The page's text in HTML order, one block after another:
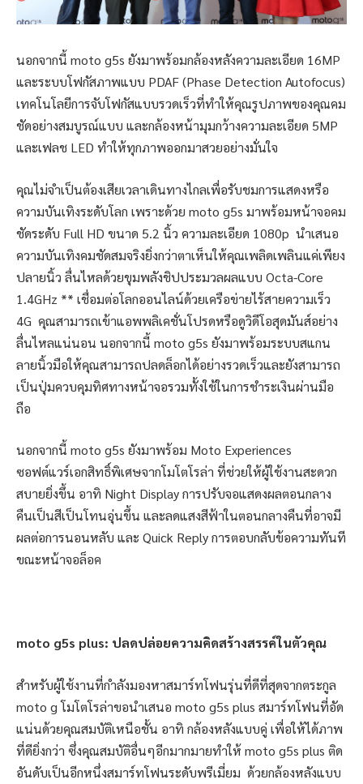
นอกจากนี้ moto g5s ยังมาพร้อมกล้องหลังความละเอียด 16MP
และระบบโฟกัสภาพแบบ PDAF (Phase Detection Autofocus)
เทคโนโลยีการจับโฟกัสแบบรวดเร็วที่ทำให้คุณรูปภาพของคุณคม
ชัดอย่างสมบูรณ์แบบ และกล้องหน้ามุมกว้างความละเอียด 5MP
และเฟลช LED ทำให้ทุกภาพออกมาสวยอย่างมั่นใจ
คุณไม่จำเป็นต้องเสียเวลาเดินทางไกลเพื่อรับชมการแสดงหรือ
ความบันเทิงระดับโลก เพราะด้วย moto g5s มาพร้อมหน้าจอคม
ชัดระดับ Full HD ขนาด 5.2 นิ้ว ความละเอียด 1080p นำเสนอ
ความบันเทิงคมชัดสมจริงยิ่งกว่าตาเห็นให้คุณเพลิดเพลินแค่เพียง
ปลายนิ้ว ลื่นไหลด้วยขุมพลังชิปประมวลผลแบบ Octa-Core
1.4GHz ** เชื่อมต่อโลกออนไลน์ด้วยเครือข่ายไร้สายความเร็ว
4G คุณสามารถเข้าแอพพลิเคชั่นโปรดหรือดูวิดีโอสุดมันส์อย่าง
ลื่นไหลแน่นอน นอกจากนี้ moto g5s ยังมาพร้อมระบบสแกน
ลายนิ้วมือให้คุณสามารถปลดล็อกได้อย่างรวดเร็วและยังสามารถ
เป็นปุ่มควบคุมทิศทางหน้าจอรวมทั้งใช้ในการชำระเงินผ่านมือ
ถือ
นอกจากนี้ moto g5s ยังมาพร้อม Moto Experiences
ซอฟต์แวร์เอกสิทธิ์พิเศษจากโมโตโรล่า ที่ช่วยให้ผู้ใช้งานสะดวก
สบายยิ่งขึ้น อาทิ Night Display การปรับจอแสดงผลตอนกลาง
คืนเป็นสีเป็นโทนอุ่นขึ้น และลดแสงสีฟ้าในตอนกลางคืนที่อาจมี
ผลต่อการนอนหลับ และ Quick Reply การตอบกลับข้อความทันที
ขณะหน้าจอล็อค
moto g5s plus: ปลดปล่อยความคิดสร้างสรรค์ในตัวคุณ
สำหรับผู้ใช้งานที่กำลังมองหาสมาร์ทโฟนรุ่นที่ดีที่สุดจากตระกูล
moto g โมโตโรล่าขอนำเสนอ moto g5s plus สมาร์ทโฟนที่อัด
แน่นด้วยคุณสมบัติเหนือชั้น อาทิ กล้องหลังแบบคู่ เพื่อให้ได้ภาพ
ที่ดียิ่งกว่า ซึ่งคุณสมบัติอื่นๆอีกมากมายทำให้ moto g5s plus ติด
อันดับเป็นอีกหนึ่งสมาร์ทโฟนระดับพรีเมี่ยม ด้วยกล้องหลังแบบ